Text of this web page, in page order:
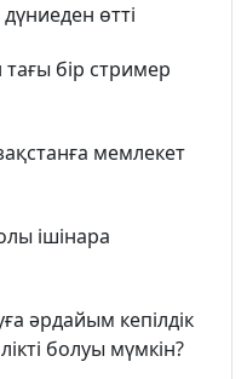
өтті
бір стример
мемлекет
ішінара
әрдайым кепілдік
болуы мүмкін?